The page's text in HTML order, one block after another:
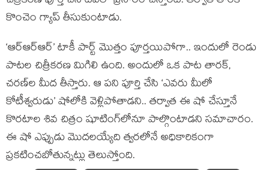
కొంచెం గ్యాప్ తీసుకుంటాడు.
‘ఆర్ఆర్ఆర్’ టాకీ పార్ట్ మొత్తం పూర్తయిపోగా.. ఇందులో రెండు
పాటల చిత్రీకరణ మిగిలి ఉంది. అందులో ఒక పాట తారక్,
చరణ్‌ల మీద తీస్తారు. ఆ పని పూర్తి చేసి ‘ఎవరు మీలో
కోటీశ్వరుడు’ షోలోకి వెళ్లిపోతాడని.. తర్వాత ఈ షో చేస్తూనే
కొరటాల శివ చిత్రం షూటింగ్‌లోనూ పాల్గొంటాడని సమాచారం.
ఈ షో ఎప్పుడు మొదలయ్యేది త్వరలోనే అధికారికంగా
ప్రకటించబోతున్నట్లు తెలుస్తోంది.